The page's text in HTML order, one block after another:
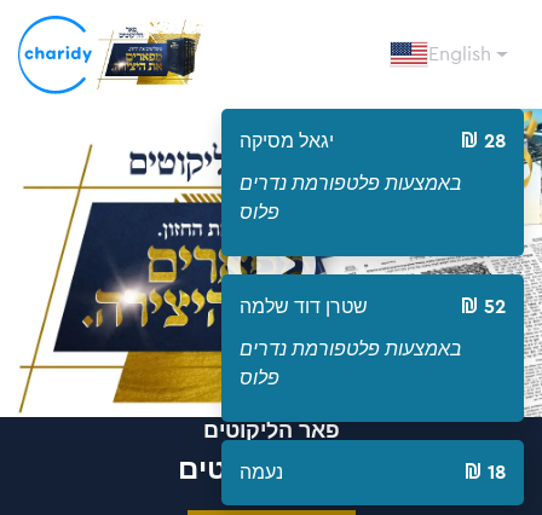
English
יגאל מסיקה 28
באמצעות פלטפורמת נדרים
פלוס
שטרן דוד שלמה 52
באמצעות פלטפורמת נדרים
פלוס
נעמה 18
פאר הליקוטים
פאר הליקוטים